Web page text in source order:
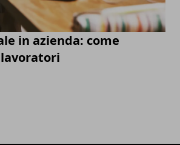
in azienda: come